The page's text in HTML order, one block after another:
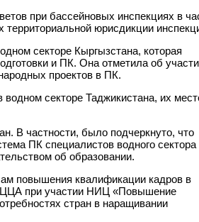
при бассейновых инспекциях в
юрисдикции
секторе Кыргызстана, которая
и ПК. Она отметила об
проектов в ПК.
секторе Таджикистана, их
В частности, было подчеркнуто, что
ПК специалистов водного сектора
об образовании.
повышения квалификации кадров в
при участии НИЦ «Повышение
стран в наращивании